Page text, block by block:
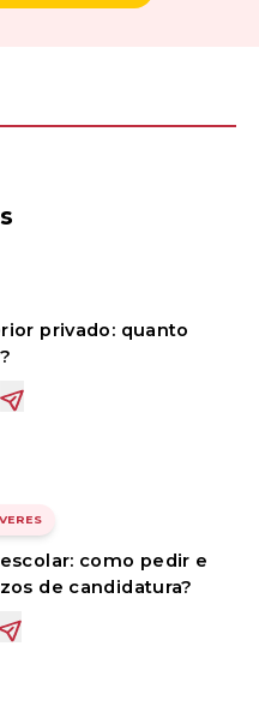
privado: quanto
como pedir e
de candidatura?